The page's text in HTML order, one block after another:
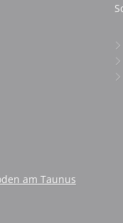
am Taunus